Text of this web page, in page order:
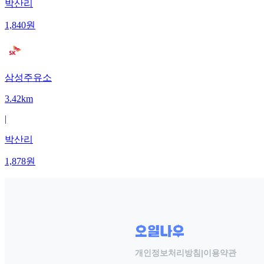
박산리
1,840원
삼성주유소
3.42km
|
박산리
1,878원
개인정보처리방침 |이용약관